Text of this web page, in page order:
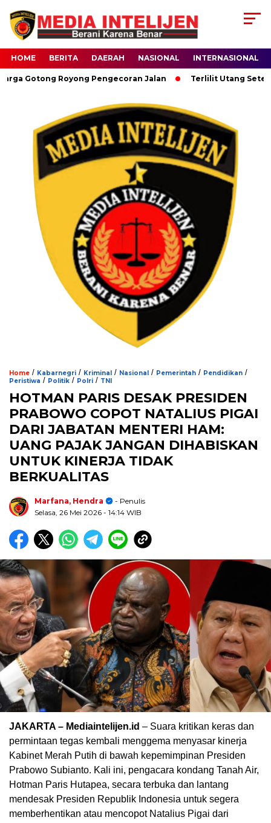
HOME BERITA DAERAH NASIONAL INTERNASIONAL
Royong Pengecoran Jalan Terlilit Utang Setelah
Home / Kabarnegri / Kriminal / Nasional / Pemerintah / Pendidikan /
Peristiwa / Politik / Polri / TNI
HOTMAN PARIS DESAK PRESIDEN
PRABOWO COPOT NATALIUS PIGAI
DARI JABATAN MENTERI HAM:
UANG PAJAK JANGAN DIHABISKAN
UNTUK KINERJA TIDAK
BERKUALITAS
Marfana, Hendra
- Penulis
Selasa, 26 Mei 2026 - 14:14 WIB
JAKARTA – Mediaintelijen.id – Suara kritikan keras dan
permintaan tegas kembali menggema menyasar kinerja
Kabinet Merah Putih di bawah kepemimpinan Presiden
Prabowo Subianto. Kali ini, pengacara kondang Tanah Air,
Hotman Paris Hutapea, secara terbuka dan lantang
mendesak Presiden Republik Indonesia untuk segera
memberhentikan atau mencopot Natalius Pigai dari